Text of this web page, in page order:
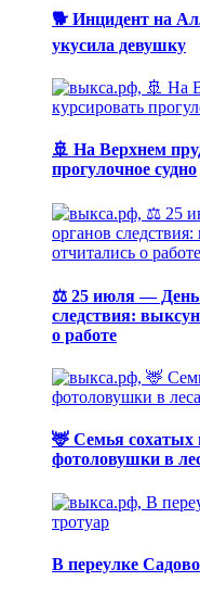
🐕 Инцидент на
укусила девушку
🚢 На Верхнем
прогулочное судно
⚖️ 25 июля — День
следствия:
о работе
🦌 Семья сохатых
фотоловушки в
В переулке